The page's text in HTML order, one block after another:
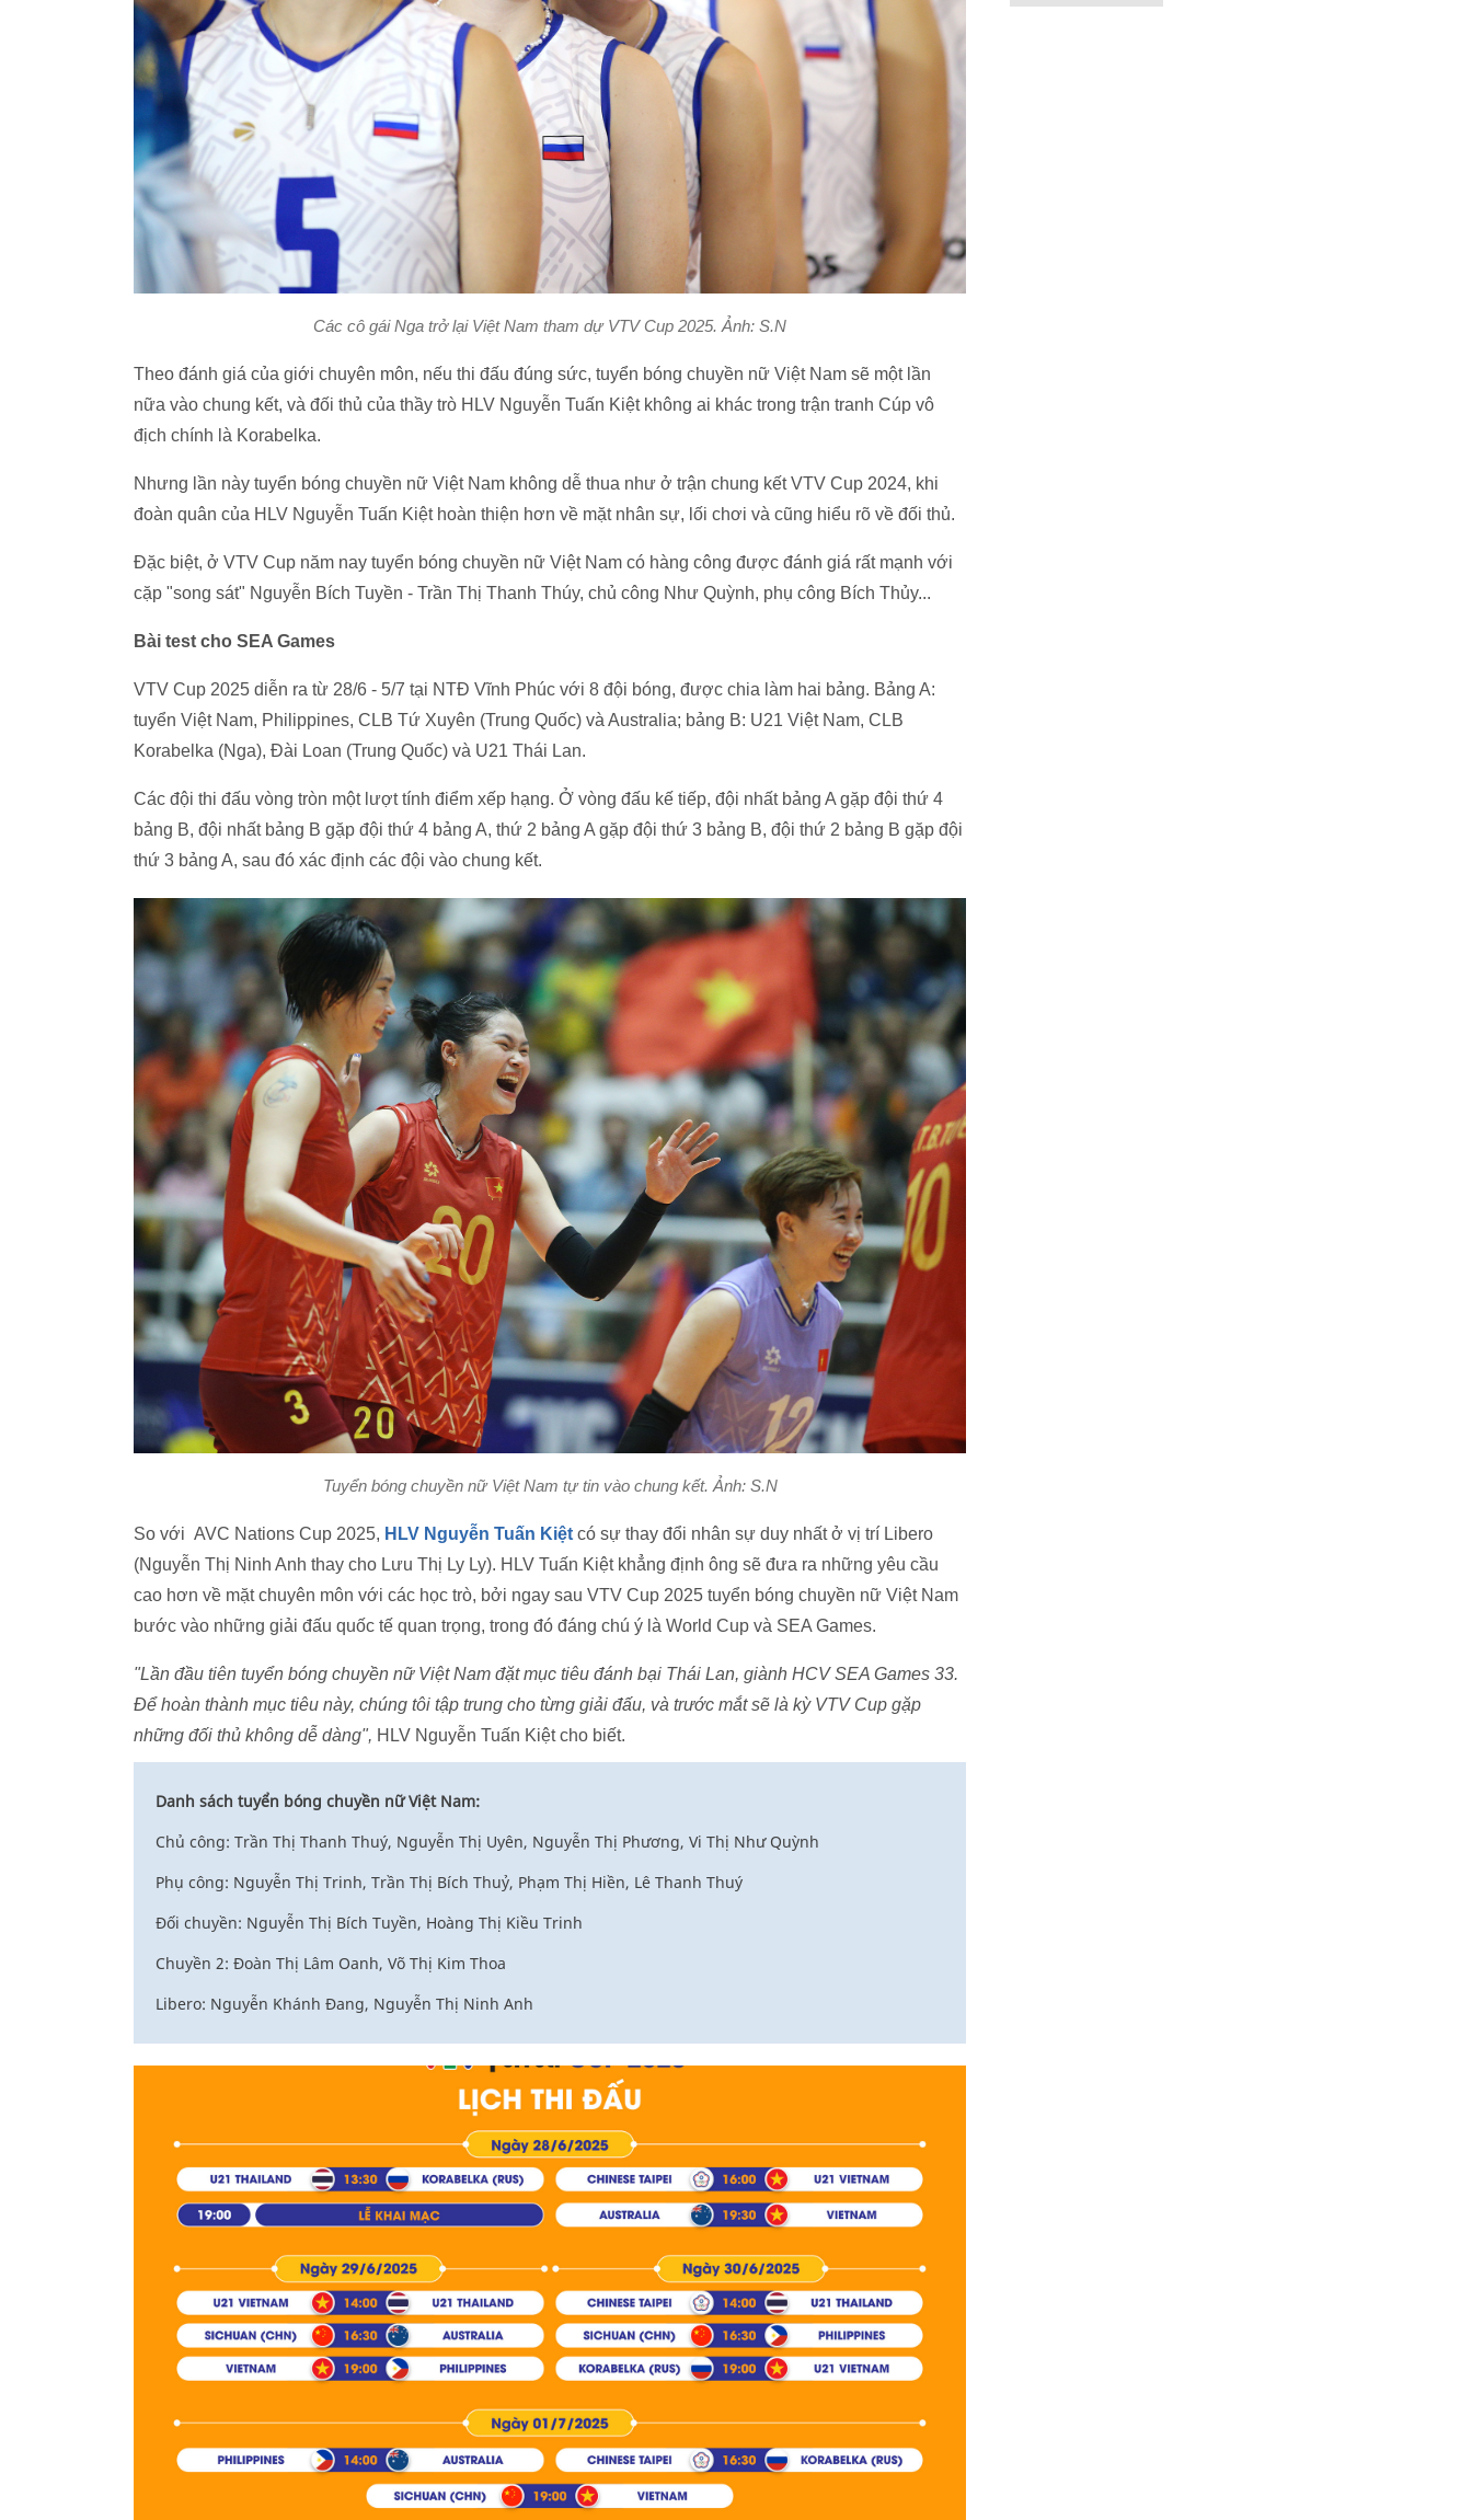
Các cô gái Nga trở lại Việt Nam tham dự VTV Cup 2025. Ảnh: S.N
Theo đánh giá của giới chuyên môn, nếu thi đấu đúng sức, tuyển bóng chuyền nữ Việt Nam sẽ một lần
nữa vào chung kết, và đối thủ của thầy trò HLV Nguyễn Tuấn Kiệt không ai khác trong trận tranh Cúp vô
địch chính là Korabelka.
Nhưng lần này tuyển bóng chuyền nữ Việt Nam không dễ thua như ở trận chung kết VTV Cup 2024, khi
đoàn quân của HLV Nguyễn Tuấn Kiệt hoàn thiện hơn về mặt nhân sự, lối chơi và cũng hiểu rõ về đối thủ.
Đặc biệt, ở VTV Cup năm nay tuyển bóng chuyền nữ Việt Nam có hàng công được đánh giá rất mạnh với
cặp "song sát" Nguyễn Bích Tuyền - Trần Thị Thanh Thúy, chủ công Như Quỳnh, phụ công Bích Thủy...
Bài test cho SEA Games
VTV Cup 2025 diễn ra từ 28/6 - 5/7 tại NTĐ Vĩnh Phúc với 8 đội bóng, được chia làm hai bảng. Bảng A:
tuyển Việt Nam, Philippines, CLB Tứ Xuyên (Trung Quốc) và Australia; bảng B: U21 Việt Nam, CLB
Korabelka (Nga), Đài Loan (Trung Quốc) và U21 Thái Lan.
Các đội thi đấu vòng tròn một lượt tính điểm xếp hạng. Ở vòng đấu kế tiếp, đội nhất bảng A gặp đội thứ 4
bảng B, đội nhất bảng B gặp đội thứ 4 bảng A, thứ 2 bảng A gặp đội thứ 3 bảng B, đội thứ 2 bảng B gặp đội
thứ 3 bảng A, sau đó xác định các đội vào chung kết.
Tuyển bóng chuyền nữ Việt Nam tự tin vào chung kết. Ảnh: S.N
So với AVC Nations Cup 2025, HLV Nguyễn Tuấn Kiệt có sự thay đổi nhân sự duy nhất ở vị trí Libero
(Nguyễn Thị Ninh Anh thay cho Lưu Thị Ly Ly). HLV Tuấn Kiệt khẳng định ông sẽ đưa ra những yêu cầu
cao hơn về mặt chuyên môn với các học trò, bởi ngay sau VTV Cup 2025 tuyển bóng chuyền nữ Việt Nam
bước vào những giải đấu quốc tế quan trọng, trong đó đáng chú ý là World Cup và SEA Games.
"Lần đầu tiên tuyển bóng chuyền nữ Việt Nam đặt mục tiêu đánh bại Thái Lan, giành HCV SEA Games 33.
Để hoàn thành mục tiêu này, chúng tôi tập trung cho từng giải đấu, và trước mắt sẽ là kỳ VTV Cup gặp
những đối thủ không dễ dàng", HLV Nguyễn Tuấn Kiệt cho biết.
Danh sách tuyển bóng chuyền nữ Việt Nam:
Chủ công: Trần Thị Thanh Thuý, Nguyễn Thị Uyên, Nguyễn Thị Phương, Vi Thị Như Quỳnh
Phụ công: Nguyễn Thị Trinh, Trần Thị Bích Thuỷ, Phạm Thị Hiền, Lê Thanh Thuý
Đối chuyền: Nguyễn Thị Bích Tuyền, Hoàng Thị Kiều Trinh
Chuyền 2: Đoàn Thị Lâm Oanh, Võ Thị Kim Thoa
Libero: Nguyễn Khánh Đang, Nguyễn Thị Ninh Anh